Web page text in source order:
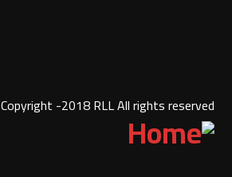
Copyright -2018 RLL All rights reserved